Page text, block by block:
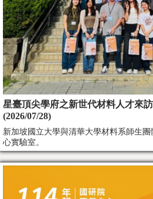
星臺頂尖學府之新世代材料人才來
(2026/07/28)
新加坡國立大學與清華大學材料系師生
心實驗室。